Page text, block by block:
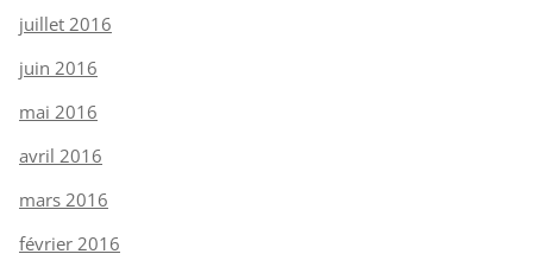
juillet 2016
juin 2016
mai 2016
avril 2016
mars 2016
février 2016